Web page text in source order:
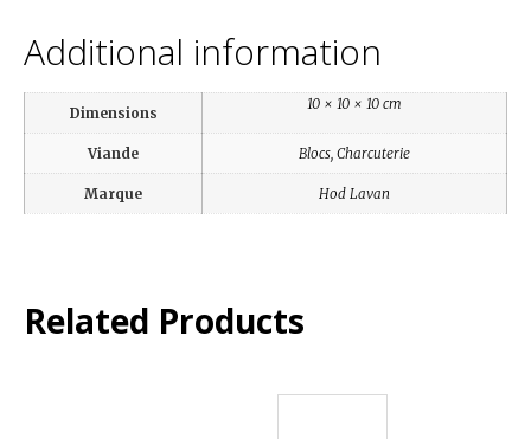
Additional information
Dimensions
10 × 10 × 10 cm
Viande Blocs, Charcuterie
Marque Hod Lavan
Related Products